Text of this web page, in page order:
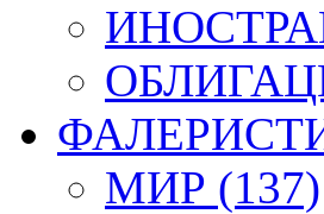
МИР (137)